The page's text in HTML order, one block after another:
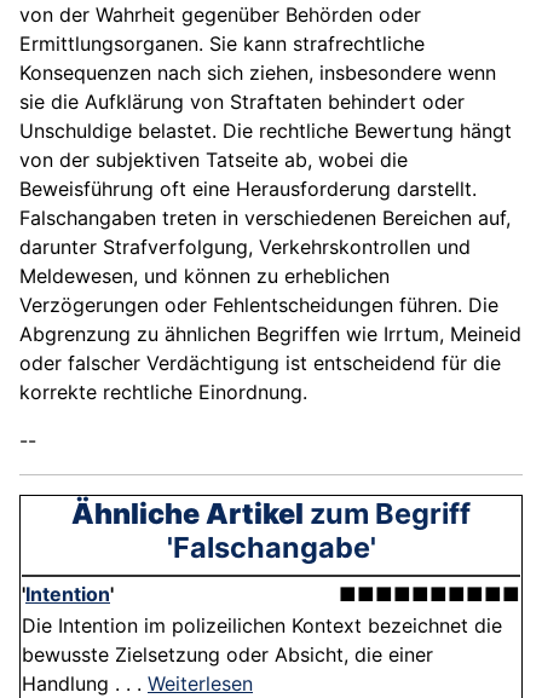
von der Wahrheit gegenüber Behörden oder
Ermittlungsorganen. Sie kann strafrechtliche
Konsequenzen nach sich ziehen, insbesondere wenn
sie die Aufklärung von Straftaten behindert oder
Unschuldige belastet. Die rechtliche Bewertung hängt
von der subjektiven Tatseite ab, wobei die
Beweisführung oft eine Herausforderung darstellt.
Falschangaben treten in verschiedenen Bereichen auf,
darunter Strafverfolgung, Verkehrskontrollen und
Meldewesen, und können zu erheblichen
Verzögerungen oder Fehlentscheidungen führen. Die
Abgrenzung zu ähnlichen Begriffen wie Irrtum, Meineid
oder falscher Verdächtigung ist entscheidend für die
korrekte rechtliche Einordnung.
--
Ähnliche Artikel zum Begriff
'Falschangabe'
'Intention'
■■■■■■■■■■
Die Intention im polizeilichen Kontext bezeichnet die
bewusste Zielsetzung oder Absicht, die einer
Handlung . . . Weiterlesen